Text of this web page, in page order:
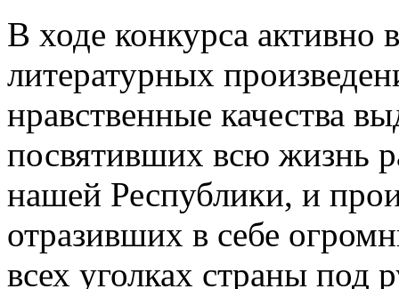
В ходе конкурса активно
литературных
нравственные качества
посвятивших всю жизнь
нашей Республики, и
отразивших в себе
всех уголках страны под